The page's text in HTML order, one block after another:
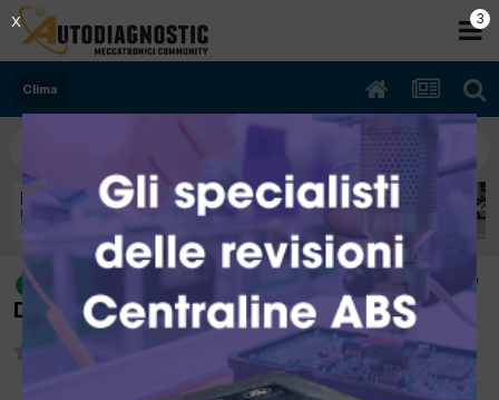
Clima
risolto
[seat leon 01/2006 1896cc bkc 77Kw
Diesel] aria fredda abitacolo
2
X